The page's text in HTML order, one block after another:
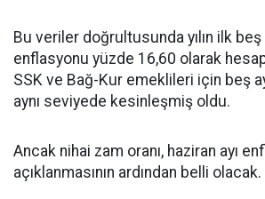
Bu veriler doğrultusunda yılın ilk
enflasyonu yüzde 16,60 olarak
SSK ve Bağ-Kur emeklileri için beş
aynı seviyede kesinleşmiş oldu.
Ancak nihai zam oranı, haziran ayı
açıklanmasının ardından belli olacak.